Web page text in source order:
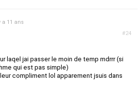
#24
a 11 ans
laqel jai passer le moin de temp mdrrr (si
qui est pas simple)
compliment lol apparement jsuis dans